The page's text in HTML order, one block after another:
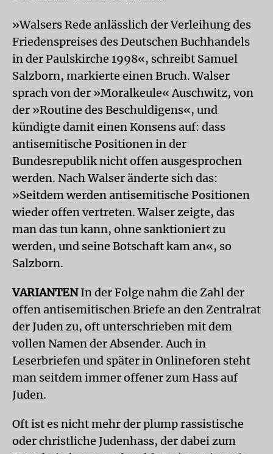
»Walsers Rede anlässlich der Verleihung des
Friedenspreises des Deutschen Buchhandels
in der Paulskirche 1998«, schreibt Samuel
Salzborn, markierte einen Bruch. Walser
sprach von der »Moralkeule« Auschwitz, von
der »Routine des Beschuldigens«, und
kündigte damit einen Konsens auf: dass
antisemitische Positionen in der
Bundesrepublik nicht offen ausgesprochen
werden. Nach Walser änderte sich das:
»Seitdem werden antisemitische Positionen
wieder offen vertreten. Walser zeigte, das
man das tun kann, ohne sanktioniert zu
werden, und seine Botschaft kam an«, so
Salzborn.
VARIANTENIn der Folge nahm die Zahl der
offen antisemitischen Briefe an den Zentralrat
der Juden zu, oft unterschrieben mit dem
vollen Namen der Absender. Auch in
Leserbriefen und später in Onlineforen steht
man seitdem immer offener zum Hass auf
Juden.
Oft ist es nicht mehr der plump rassistische
oder christliche Judenhass, der dabei zum